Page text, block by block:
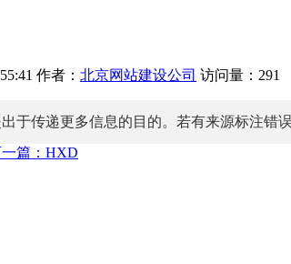
作者： 北京网站建设公司 访问量：291
于传递更多信息的目的。若有来源标注错
篇：HXD